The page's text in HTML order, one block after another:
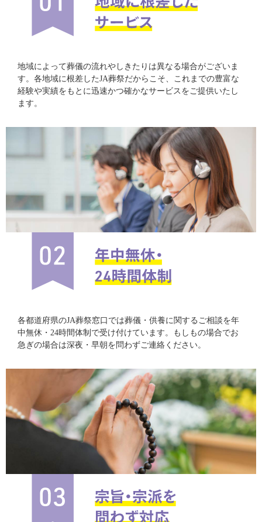
地域によって葬儀の流れやしきたりは異なる場合がございま
す。各地域に根差したJA葬祭だからこそ、これまでの豊富な
経験や実績をもとに迅速かつ確かなサービスをご提供いたし
ます。
各都道府県のJA葬祭窓口では葬儀・供養に関するご相談を年
中無休・24時間体制で受け付けています。もしもの場合でお
急ぎの場合は深夜・早朝を問わずご連絡ください。